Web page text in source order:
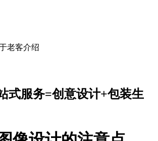
老客介绍
式服务=创意设计+包装生